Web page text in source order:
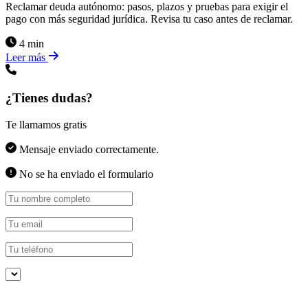
Reclamar deuda autónomo: pasos, plazos y pruebas para exigir el
pago con más seguridad jurídica. Revisa tu caso antes de reclamar.
4 min
Leer más
¿Tienes dudas?
Te llamamos gratis
Mensaje enviado correctamente.
No se ha enviado el formulario